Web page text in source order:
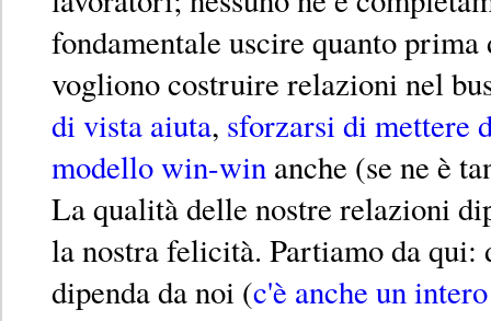
fondamentale uscire quanto
vogliono costruire relazioni nel
di vista aiuta, sforzarsi di mettere
modello win-win anche (se ne è
La qualità delle nostre relazioni
la nostra felicità. Partiamo da qui:
dipenda da noi (c'è anche un